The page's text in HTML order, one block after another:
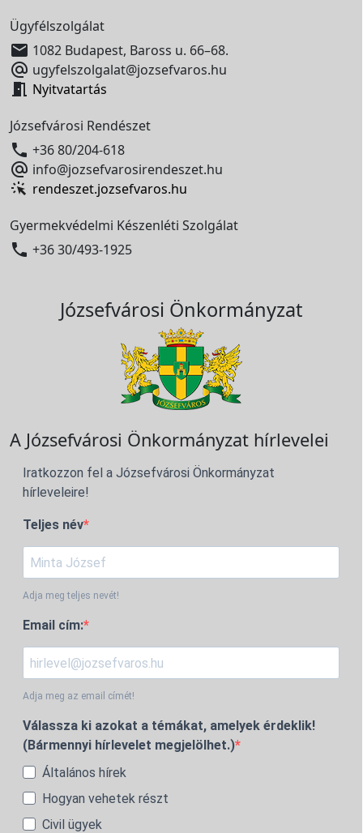
Ügyfélszolgálat
 1082 Budapest, Baross u. 66–68.
 ugyfelszolgalat@jozsefvaros.hu
 Nyitvatartás
Józsefvárosi Rendészet
 +36 80/204-618
 info@jozsefvarosirendeszet.hu
rendeszet.jozsefvaros.hu
Gyermekvédelmi Készenléti Szolgálat
 +36 30/493-1925
Józsefvárosi Önkormányzat
A Józsefvárosi Önkormányzat hírlevelei
Iratkozzon fel a Józsefvárosi Önkormányzat
hírleveleire!
Teljes név
Adja meg teljes nevét!
Email cím:
Adja meg az email címét!
Válassza ki azokat a témákat, amelyek érdeklik!
(Bármennyi hírlevelet megjelölhet.)
Általános hírek
Hogyan vehetek részt
Civil ügyek